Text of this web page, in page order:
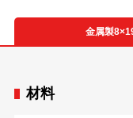
金属製
材料